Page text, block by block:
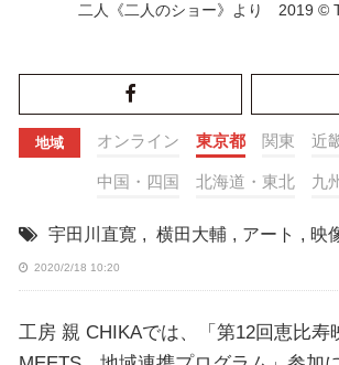
二人《二人のショー》より 2019 ©
地域 オンライン 東京都 関東 近
中国・四国 北海道・東北 九
宇田川直寛 , 横田大輔 , アート , 映
2020/2/18 10:20
工房 親 CHIKAでは、「第12回恵比